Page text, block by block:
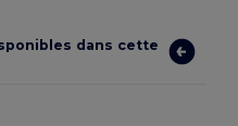
dans cette